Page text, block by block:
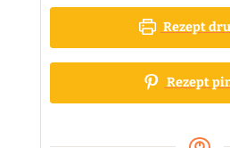
Rezept
Rezept